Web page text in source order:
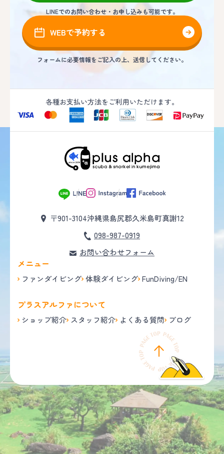
LINEでのお問い合わせ・お申し込みも可能です。
WEBで予約する
フォームに必要情報をご記入の上、送信してください。
各種お支払い方法をご利用いただけます。
〒901-3104沖縄県島尻郡久米島町真謝12
098-987-0919
お問い合わせフォーム
メニュー
ファンダイビング 体験ダイビング FunDiving/EN
プラスアルファについて
ショップ紹介 スタッフ紹介 よくある質問 ブログ